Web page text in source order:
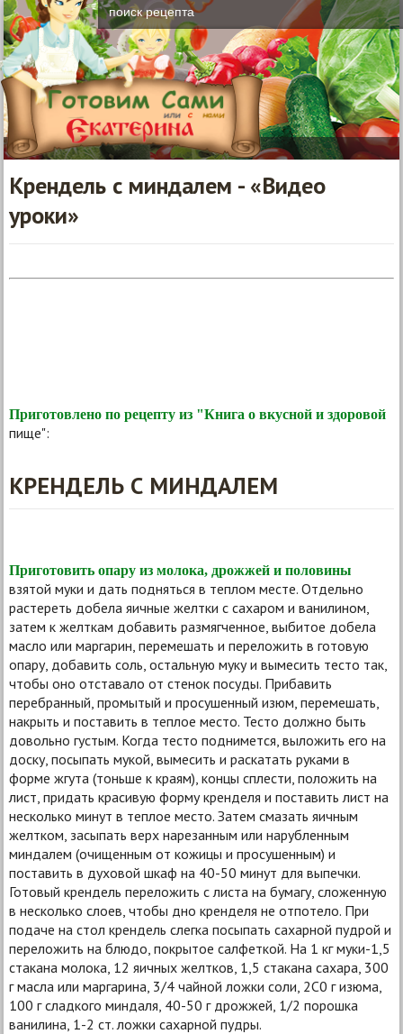
Крендель с миндалем - «Видео
уроки»
Приготовлено по рецепту из "Книга о вкусной и здоровой
пище":
КРЕНДЕЛЬ С МИНДАЛЕМ
Приготовить опару из молока, дрожжей и половины
взятой муки и дать подняться в теплом месте. Отдельно
растереть добела яичные желтки с сахаром и ванилином,
затем к желткам добавить размягченное, выбитое добела
масло или маргарин, перемешать и переложить в готовую
опару, добавить соль, остальную муку и вымесить тесто так,
чтобы оно отставало от стенок посуды. Прибавить
перебранный, промытый и просушенный изюм, перемешать,
накрыть и поставить в теплое место. Тесто должно быть
довольно густым. Когда тесто поднимется, выложить его на
доску, посыпать мукой, вымесить и раскатать руками в
форме жгута (тоньше к краям), концы сплести, положить на
лист, придать красивую форму кренделя и поставить лист на
несколько минут в теплое место. Затем смазать яичным
желтком, засыпать верх нарезанным или нарубленным
миндалем (очищенным от кожицы и просушенным) и
поставить в духовой шкаф на 40-50 минут для выпечки.
Готовый крендель переложить с листа на бумагу, сложенную
в несколько слоев, чтобы дно кренделя не отпотело. При
подаче на стол крендель слегка посыпать сахарной пудрой и
переложить на блюдо, покрытое салфеткой. На 1 кг муки-1,5
стакана молока, 12 яичных желтков, 1,5 стакана сахара, 300
г масла или маргарина, 3/4 чайной ложки соли, 2С0 г изюма,
100 г сладкого миндаля, 40-50 г дрожжей, 1/2 порошка
ванилина, 1-2 ст. ложки сахарной пудры.